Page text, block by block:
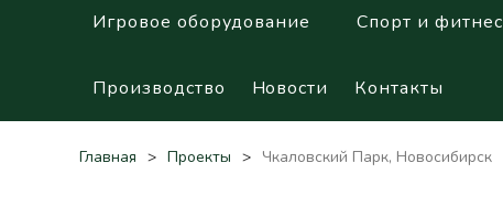
Игровое оборудование Спорт и фитнес
Производство Новости Контакты
Главная Проекты Чкаловский Парк, Новосибирск